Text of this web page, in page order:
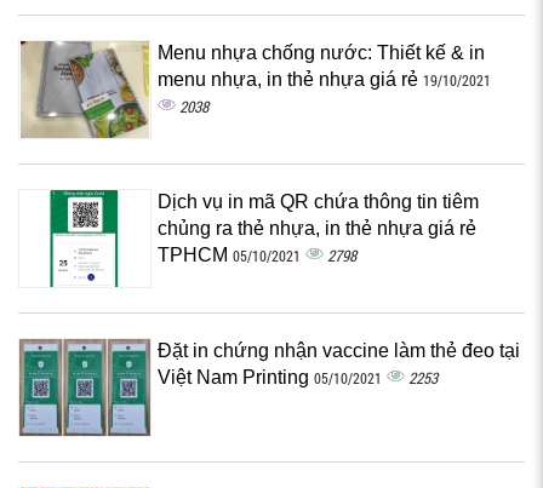
Menu nhựa chống nước: Thiết kế & in
menu nhựa, in thẻ nhựa giá rẻ 19/10/2021
2038
Dịch vụ in mã QR chứa thông tin tiêm
chủng ra thẻ nhựa, in thẻ nhựa giá rẻ
TPHCM 05/10/2021 2798
Đặt in chứng nhận vaccine làm thẻ đeo tại
Việt Nam Printing 05/10/2021 2253